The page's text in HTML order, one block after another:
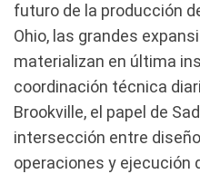
futuro de la producción
Ohio, las grandes
materializan en última
coordinación técnica
Brookville, el papel de
intersección entre
operaciones y ejecución